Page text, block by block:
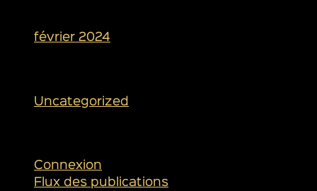
février 2024
Uncategorized
Connexion
Flux des publications